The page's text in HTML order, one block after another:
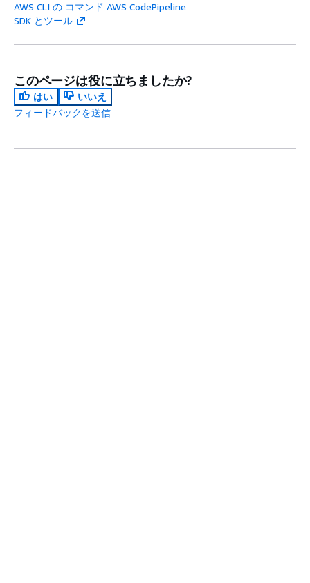
AWS CLI の コマンド AWS CodePipeline
SDK とツール
このページは役に立ちましたか?
はい
いいえ
フィードバックを送信